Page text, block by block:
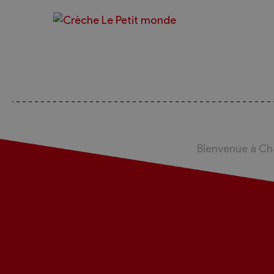
Conseil bourgeoisial
Bienvenue à